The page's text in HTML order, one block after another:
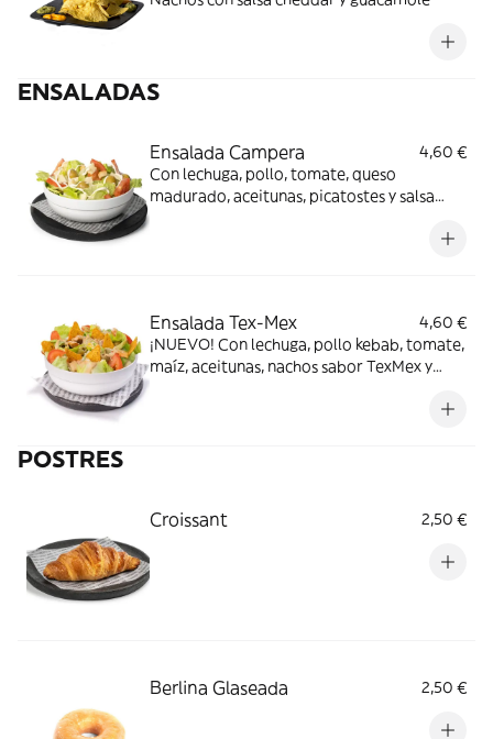
ENSALADAS
Ensalada Campera
4,60 €
Con lechuga, pollo, tomate, queso
madurado, aceitunas, picatostes y salsa
Ensalada Tex-Mex
4,60 €
¡NUEVO! Con lechuga, pollo kebab, tomate,
maíz, aceitunas, nachos sabor TexMex y
POSTRES
Croissant 2,50 €
Berlina Glaseada 2,50 €